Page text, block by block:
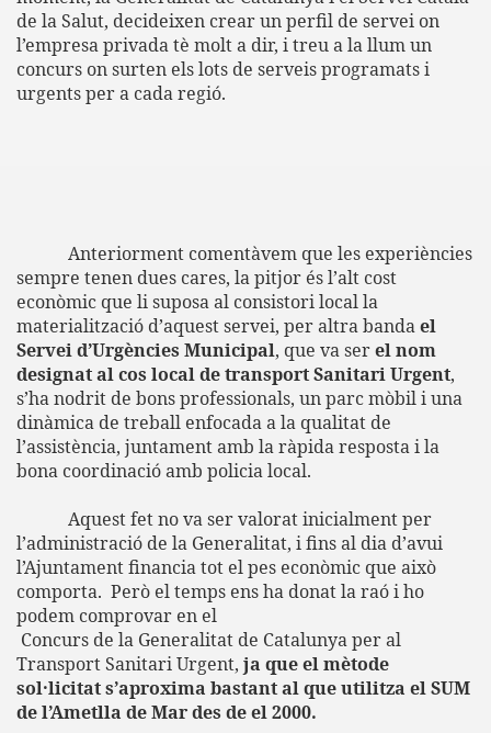
de la Salut, decideixen crear un perfil de servei on
l’empresa privada tè molt a dir, i treu a la llum un
concurs on surten els lots de serveis programats i
urgents per a cada regió.
Anteriorment comentàvem que les experiències
sempre tenen dues cares, la pitjor és l’alt cost
econòmic que li suposa al consistori local la
materialització d’aquest servei, per altra bandael
Servei d’Urgències Municipal, que va serelnom
designat al cos local de transport Sanitari Urgent,
s’ha nodrit de bons professionals, un parc mòbil i una
dinàmica de treball enfocada a la qualitat de
l’assistència, juntament amb la ràpida resposta i la
bona coordinació amb policia local.
Aquest fet no va ser valorat inicialment per
l’administració de la Generalitat, i fins al dia d’avui
l’Ajuntament financia tot el pes econòmic que això
comporta. Però el temps ens ha donat la raó i ho
podem comprovar en el
Concurs de la Generalitat de Catalunya per al
Transport Sanitari Urgent, ja que el mètode
sol·licitat s’aproxima bastant al que utilitza el SUM
de l’Ametlla de Mar des de el 2000.